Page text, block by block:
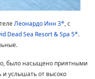
Леонардо Инн 3*, с
Dead Sea Resort & Spa 5*.
было насыщено приятными
и услышать от высоко